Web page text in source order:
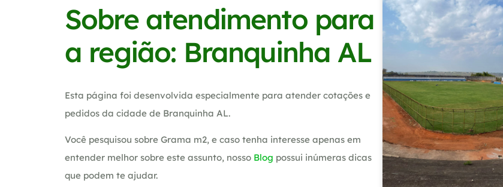
Sobre atendimento para
a região: Branquinha AL
Esta página foi desenvolvida especialmente para atender cotações e
pedidos da cidade de Branquinha AL.
Você pesquisou sobre Grama m2, e caso tenha interesse apenas em
entender melhor sobre este assunto, nosso Blog possui inúmeras dicas
que podem te ajudar.